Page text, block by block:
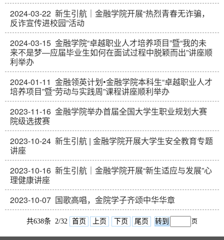
2024-03-22 新生引航｜金融学院开展“热烈青春无诈骗，
反诈宣传进校园”活动
2024-03-15 金融学院“卓越职业人才培养项目”暨“我的未
来不是梦—应届毕业生如何在面试过程中脱颖而出”讲座顺
利举办
2024-01-11 金融领英计划•金融学院本科生“卓越职业人才
培养项目”暨“劳动与实践周”课程讲座顺利举办
2023-11-16 金融学院举办首届全国大学生职业规划大赛
院级选拔赛
2023-10-24 新生引航 | 金融学院开展大学生安全教育专题
讲座
2023-10-16 新生引航｜金融学院开展“新生适应与发展”心
理健康讲座
2023-10-07 国歌高唱，金院学子齐颂中华华章
共638条 2/32 首页 上页 下页 尾页 页